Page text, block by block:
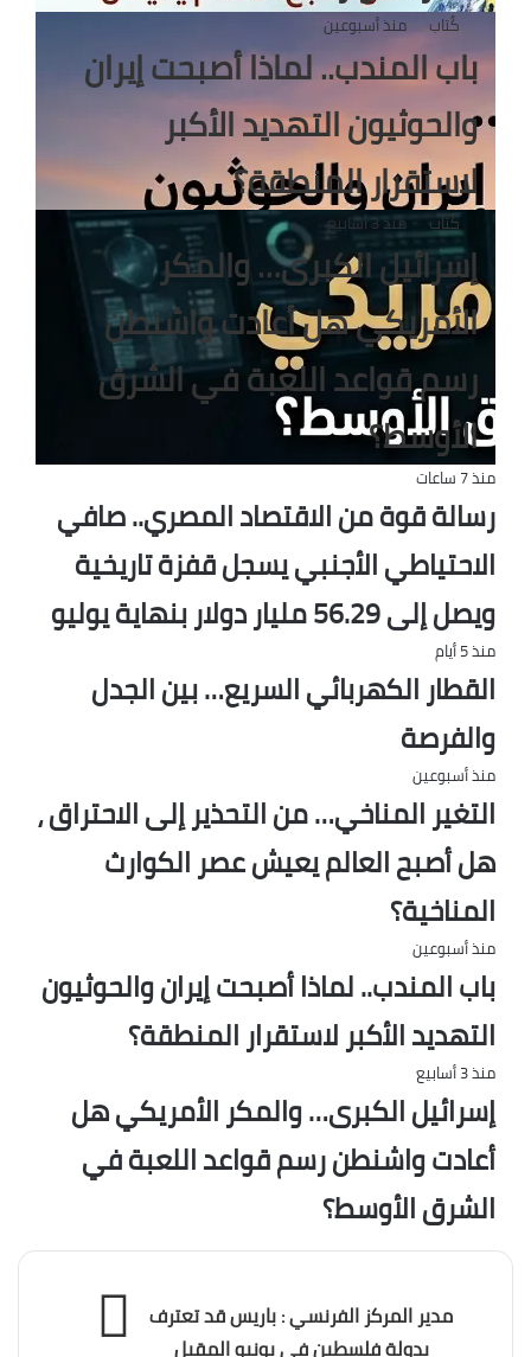
كُتاب منذ أسبوعين
باب المندب.. لماذا أصبحت إيران
والحوثيون التهديد الأكبر
لاستقرار المنطقة؟
كُتاب منذ 3 أسابيع
إسرائيل الكبرى… والمكر
الأمريكي هل أعادت واشنطن
رسم قواعد اللعبة في الشرق
الأوسط؟
منذ 7 ساعات
رسالة قوة من الاقتصاد المصري.. صافي
الاحتياطي الأجنبي يسجل قفزة تاريخية
ويصل إلى 56.29 مليار دولار بنهاية يوليو
منذ 5 أيام
القطار الكهربائي السريع… بين الجدل
والفرصة
منذ أسبوعين
التغير المناخي… من التحذير إلى الاحتراق ،
هل أصبح العالم يعيش عصر الكوارث
المناخية؟
منذ أسبوعين
باب المندب.. لماذا أصبحت إيران والحوثيون
التهديد الأكبر لاستقرار المنطقة؟
منذ 3 أسابيع
إسرائيل الكبرى… والمكر الأمريكي هل
أعادت واشنطن رسم قواعد اللعبة في
الشرق الأوسط؟
مدير المركز الفرنسي : باريس قد تعترف
بدولة فلسطين في يونيو المقبل